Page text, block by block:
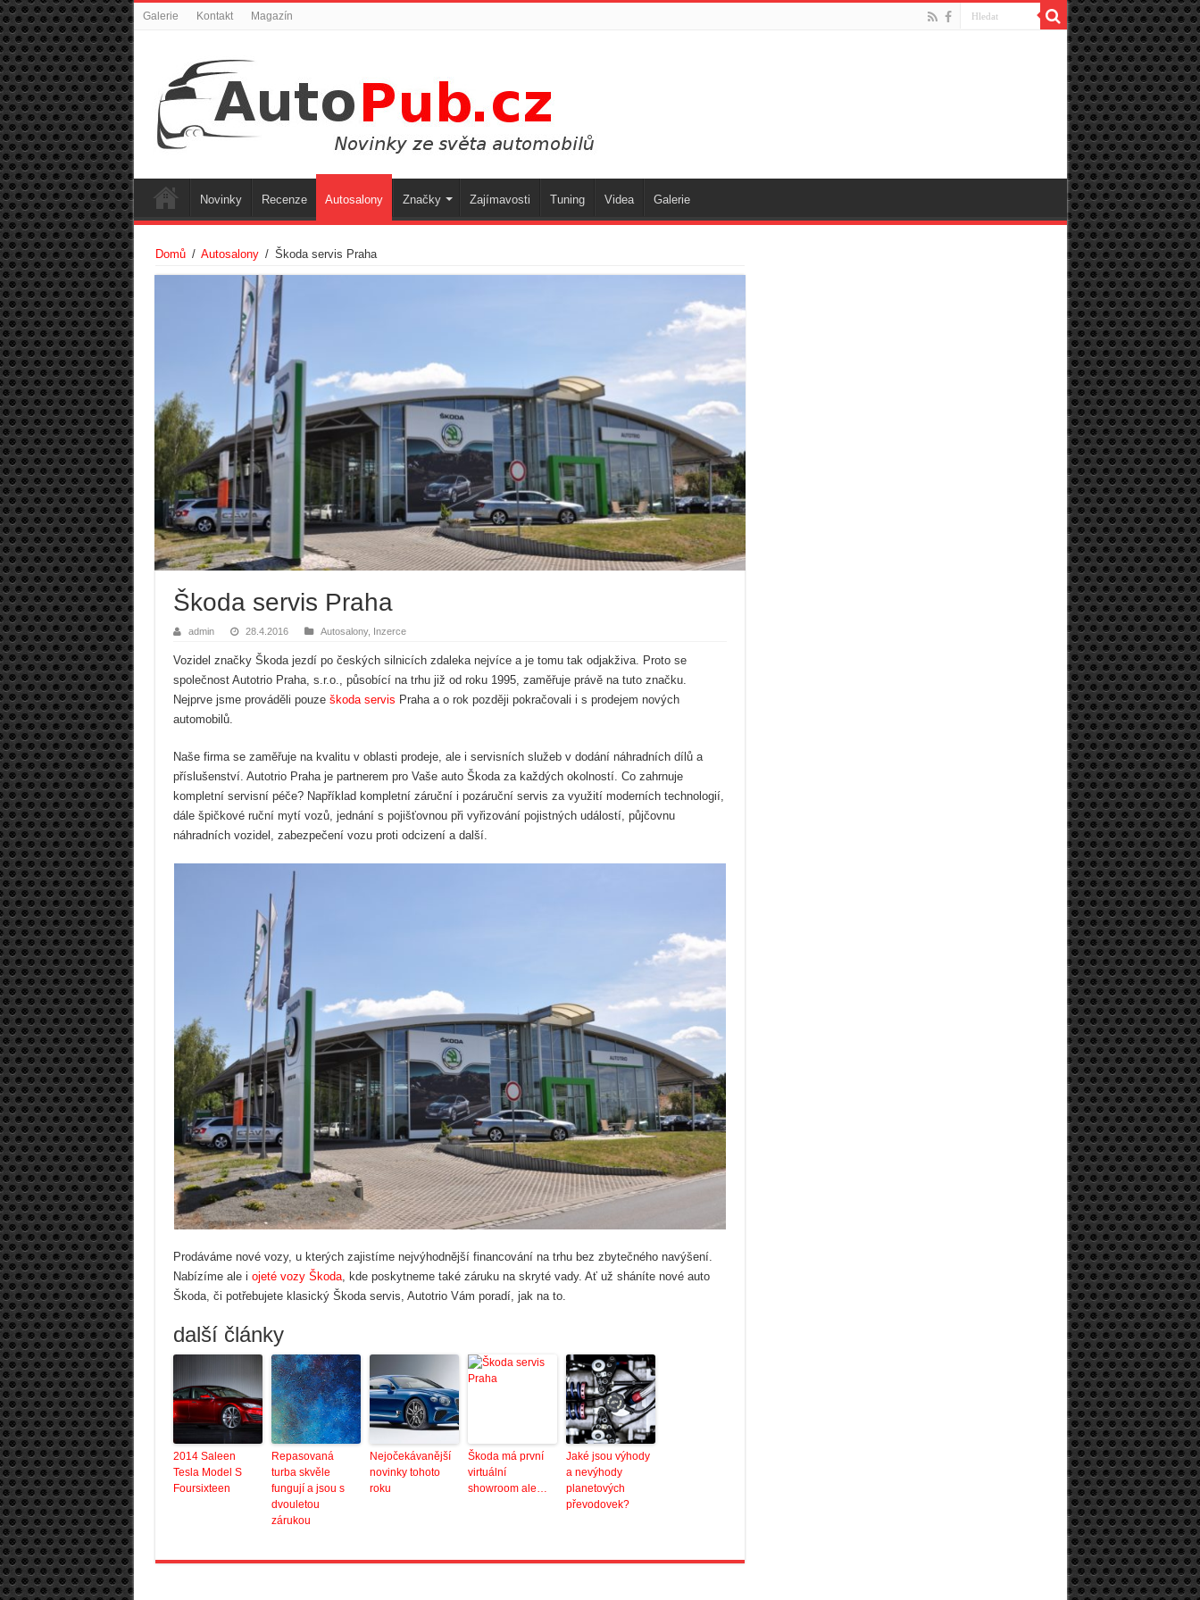
Galerie Kontakt Magazín
Novinky Recenze Autosalony Značky Zajímavosti Tuning Videa Galerie
Domů / Autosalony / Škoda servis Praha
Škoda servis Praha
admin 28.4.2016 Autosalony, Inzerce
Vozidel značky Škoda jezdí po českých silnicích zdaleka nejvíce a je tomu tak odjakživa. Proto se
společnost Autotrio Praha, s.r.o., působící na trhu již od roku 1995, zaměřuje právě na tuto značku.
Nejprve jsme prováděli pouze škoda servis Praha a o rok později pokračovali i s prodejem nových
automobilů.
Naše firma se zaměřuje na kvalitu v oblasti prodeje, ale i servisních služeb v dodání náhradních dílů a
příslušenství. Autotrio Praha je partnerem pro Vaše auto Škoda za každých okolností. Co zahrnuje
kompletní servisní péče? Například kompletní záruční i pozáruční servis za využití moderních technologií,
dále špičkové ruční mytí vozů, jednání s pojišťovnou při vyřizování pojistných událostí, půjčovnu
náhradních vozidel, zabezpečení vozu proti odcizení a další.
Prodáváme nové vozy, u kterých zajistíme nejvýhodnější financování na trhu bez zbytečného navýšení.
Nabízíme ale i ojeté vozy Škoda, kde poskytneme také záruku na skryté vady. Ať už sháníte nové auto
Škoda, či potřebujete klasický Škoda servis, Autotrio Vám poradí, jak na to.
další články
2014 Saleen
Tesla Model S
Foursixteen
Repasovaná
turba skvěle
fungují a jsou s
dvouletou
zárukou
Nejočekávanější
novinky tohoto
roku
Škoda má první
virtuální
showroom ale…
Jaké jsou výhody
a nevýhody
planetových
převodovek?